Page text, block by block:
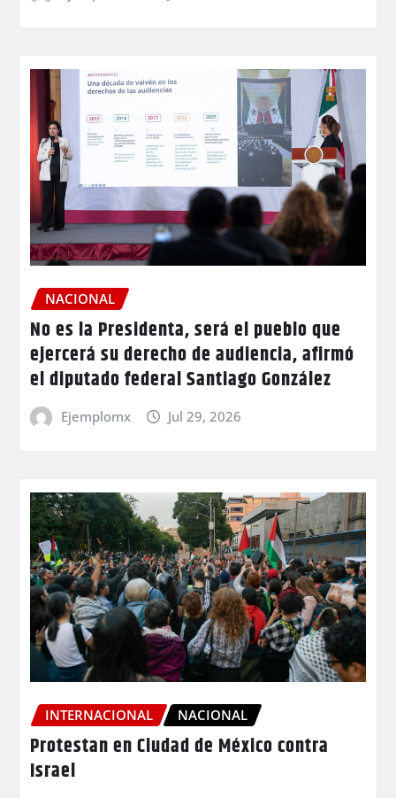
NACIONAL
No es la Presidenta, será el pueblo que
ejercerá su derecho de audiencia, afirmó
el diputado federal Santiago González
Ejemplomx Jul 29, 2026
INTERNACIONAL NACIONAL
Protestan en Ciudad de México contra
Israel